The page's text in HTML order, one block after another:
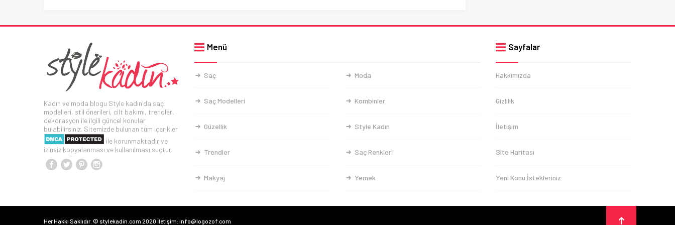
Kadın ve moda blogu Style kadın'da saç
modelleri, stil önerileri, cilt bakımı, trendler,
dekorasyon ile ilgili güncel konular
bulabilirsiniz. Sitemizde bulunan tüm içerikler
ile korunmaktadır ve
izinsiz kopyalanması ve kullanılması suçtur.
Menü
Saç Moda
Saç Modelleri Kombinler
Güzellik Style Kadın
Trendler Saç Renkleri
Makyaj Yemek
Sayfalar
Hakkımızda
Gizlilik
İletişim
Site Haritası
Yeni Konu İstekleriniz
Her Hakkı Saklıdır. © stylekadin.com 2020 İletişim: info@logozof.com